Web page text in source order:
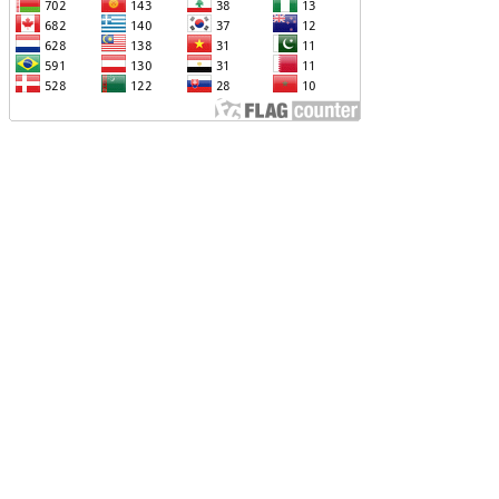
Է ՃԱՆԱՉՎԵԼ
ԻԼՀԱՄ ԱԼԻԵՎԸ ՇՆՈՐՀԱՎՈՐԵԼ Է
ՄԱԼԴԻՎՑԻ ԳՈՐԾԸՆԿԵՐ ՄՈՀԱՄՄԵԴ